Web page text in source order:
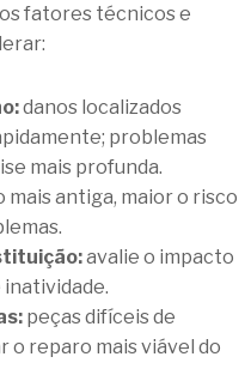
fatores técnicos e
danos localizados
problemas
mais profunda.
mais antiga, maior o risco
avalie o impacto
peças difíceis de
reparo mais viável do